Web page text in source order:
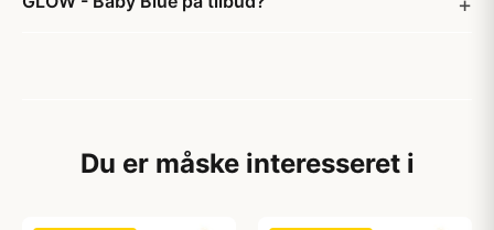
Du er måske interesseret i